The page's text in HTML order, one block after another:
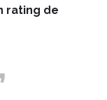
rating de